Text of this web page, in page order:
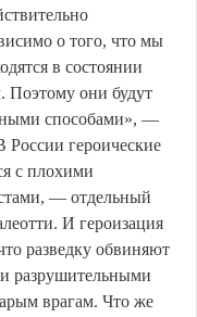
о того, что мы
в состоянии
Поэтому они будут
способами», —
России героические
с плохими
— отдельный
И героизация
разведку обвиняют
разрушительными
врагам. Что же